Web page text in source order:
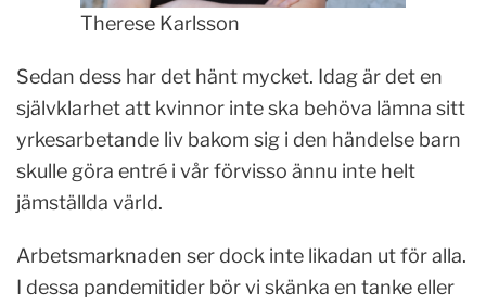
Therese Karlsson
Sedan dess har det hänt mycket. Idag är det en
självklarhet att kvinnor inte ska behöva lämna sitt
yrkesarbetande liv bakom sig i den händelse barn
skulle göra entré i vår förvisso ännu inte helt
jämställda värld.
Arbetsmarknaden ser dock inte likadan ut för alla.
I dessa pandemitider bör vi skänka en tanke eller